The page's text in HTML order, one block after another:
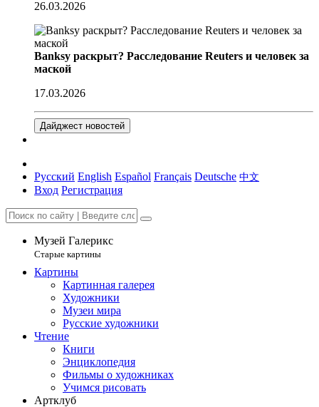
26.03.2026
Banksy раскрыт? Расследование Reuters и человек за
маской
17.03.2026
Дайджест новостей
Русский English Español Français Deutsche 中文
Вход Регистрация
Музей Галерикс
Старые картины
Картины
Картинная галерея
Художники
Музеи мира
Русские художники
Чтение
Книги
Энциклопедия
Фильмы о художниках
Учимся рисовать
Артклуб